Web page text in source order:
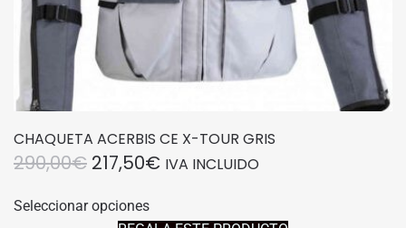
CHAQUETA ACERBIS CE X-TOUR GRIS
290,00€ EL
ORIGINAL
217,50€EL
ACTUAL
IVA INCLUIDO
Seleccionar opcionesproducto